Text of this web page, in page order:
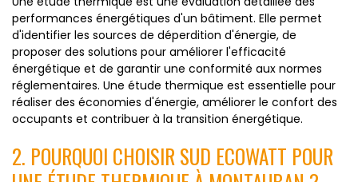
performances énergétiques d'un bâtiment. Elle permet
d'identifier les sources de déperdition d'énergie, de
proposer des solutions pour améliorer l'efficacité
énergétique et de garantir une conformité aux normes
réglementaires. Une étude thermique est essentielle pour
réaliser des économies d'énergie, améliorer le confort des
occupants et contribuer à la transition énergétique.
2. POURQUOI CHOISIR SUD ECOWATT POUR